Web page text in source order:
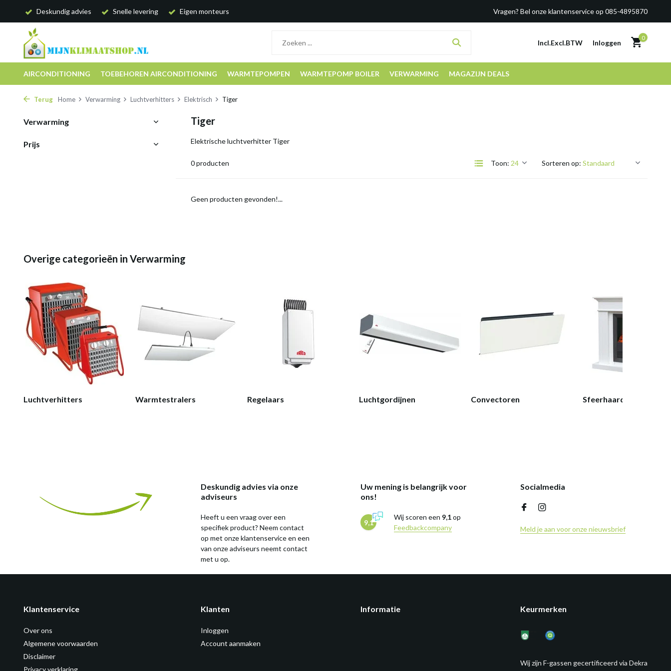
Deskundig advies Snelle levering Eigen monteurs Vragen? Bel onze klantenservice op 085-4895870
Incl.Excl.BTW Inloggen
0
AIRCONDITIONING TOEBEHOREN AIRCONDITIONING WARMTEPOMPEN WARMTEPOMP BOILER VERWARMING MAGAZIJN DEALS
Terug Home Verwarming Luchtverhitters Elektrisch Tiger
Verwarming
Prijs
Tiger
Elektrische luchtverhitter Tiger
0 producten Toon: Sorteren op:
Geen producten gevonden!...
Overige categorieën in Verwarming
Luchtverhitters Warmtestralers Regelaars Luchtgordijnen Convectoren Sfeerhaarden
Deskundig advies via onze
adviseurs
Heeft u een vraag over een
specifiek product? Neem contact
op met onze klantenservice en een
van onze adviseurs neemt contact
met u op.
Uw mening is belangrijk voor
ons!
9,1
Wij scoren een 9,1op
Feedbackcompany
Socialmedia
Meld je aan voor onze nieuwsbrief
Klantenservice
Over ons
Algemene voorwaarden
Disclaimer
Privacy verklaring
Klanten
Inloggen
Account aanmaken
Informatie Keurmerken
Wij zijn F-gassen gecertificeerd via Dekra